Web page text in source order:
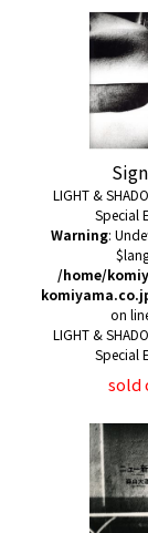
LIGHT &
Special
Warning:
/home/
on
LIGHT &
Special
sold